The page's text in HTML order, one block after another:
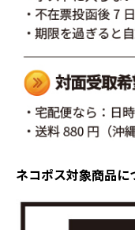
ネコポス対象商品